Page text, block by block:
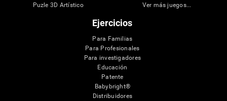
Puzle 3D Artístico
Ver más juegos...
Ejercicios
Para Familias
Para Profesionales
Para investigadores
Educación
Patente
Babybright®
Distribuidores